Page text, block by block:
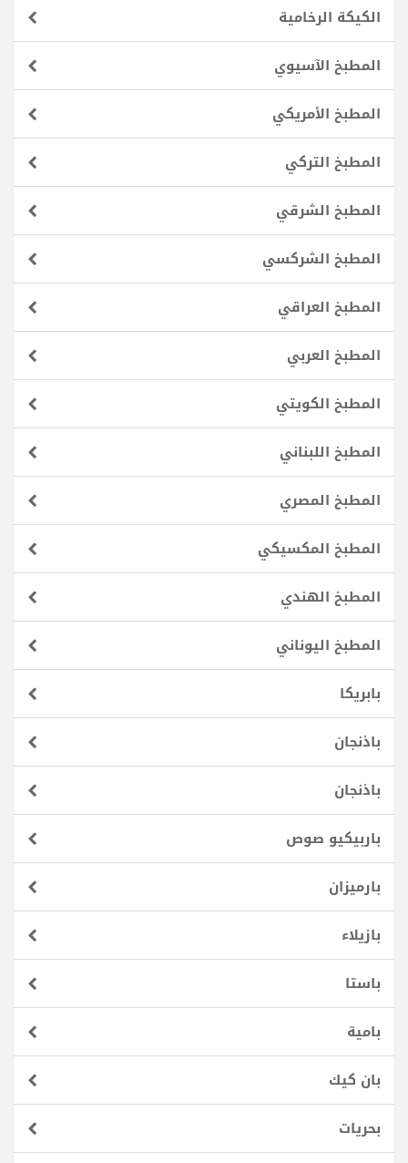
الكيكة الرخامية
المطبخ الآسيوي
المطبخ الأمريكي
المطبخ التركي
المطبخ الشرقي
المطبخ الشركسي
المطبخ العراقي
المطبخ العربي
المطبخ الكويتي
المطبخ اللبناني
المطبخ المصري
المطبخ المكسيكي
المطبخ الهندي
المطبخ اليوناني
بابريكا
باذنجان
باذنجان
باربيكيو صوص
بارميزان
بازيلاء
باستا
بامية
بان كيك
بحريات